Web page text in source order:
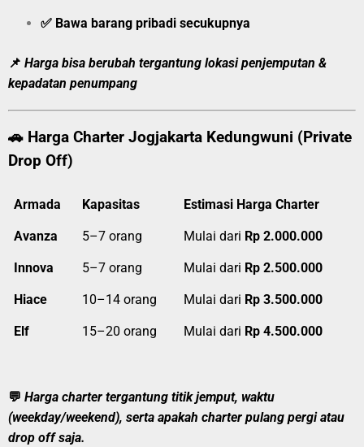
✅ Bawa barang pribadi secukupnya
📌 Harga bisa berubah tergantung lokasi penjemputan &
kepadatan penumpang
🚗 Harga Charter Jogjakarta Kedungwuni (Private
Drop Off)
Armada Kapasitas Estimasi Harga Charter
Avanza 5–7 orang Mulai dari Rp 2.000.000
Innova 5–7 orang Mulai dari Rp 2.500.000
Hiace 10–14 orang Mulai dari Rp 3.500.000
Elf 15–20 orang Mulai dari Rp 4.500.000
💬 Harga charter tergantung titik jemput, waktu
(weekday/weekend), serta apakah charter pulang pergi atau
drop off saja.